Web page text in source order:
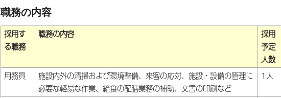
職務の内容
採用す
る職務
職務の内容
採用
予定
人数
用務員
施設内外の清掃および環境整備、来客の応対、施設・設備の管理に
必要な軽易な作業、給食の配膳業務の補助、文書の印刷など
1人